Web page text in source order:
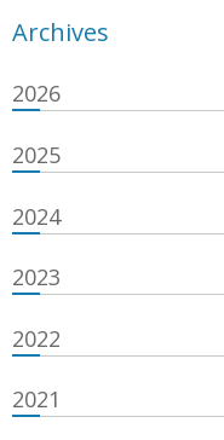
Archives
2026
2025
2024
2023
2022
2021